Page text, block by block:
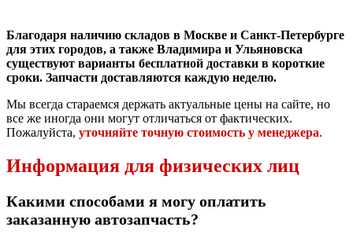
Благодаря наличию складов в Москве и Санкт-Петербурге
для этих городов, а также Владимира и Ульяновска
существуют варианты бесплатной доставки в короткие
сроки. Запчасти доставляются каждую неделю.
Мы всегда стараемся держать актуальные цены на сайте, но
все же иногда они могут отличаться от фактических.
Пожалуйста, уточняйте точную стоимость у менеджера.
Информация для физических лиц
Какими способами я могу оплатить
заказанную автозапчасть?